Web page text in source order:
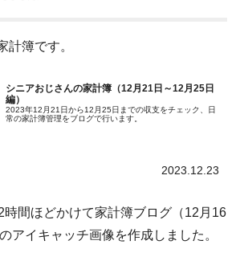
計簿です。
シニアおじさんの家計簿（12月21日～12月25日
編）
2023年12月21日から12月25日までの収支をチェック、日
常の家計簿管理をブログで行います。
2023.12.23
時間ほどかけて家計簿ブログ（12月16
アイキャッチ画像を作成しました。